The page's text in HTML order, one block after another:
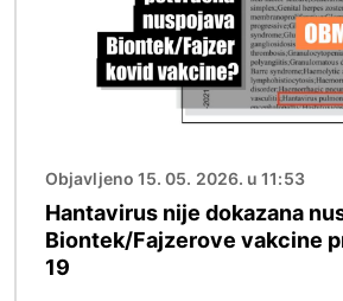
Objavljeno 15. 05. 2026. u 11:53
Hantavirus nije dokazana
Biontek/Fajzerove vakcine
19